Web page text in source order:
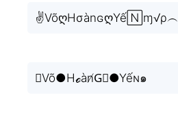
✌VõღHσànɢღYế🄽ɱ√ρ︵
〠Võ●Hℴàn̸G⃗●Yếɴ๑